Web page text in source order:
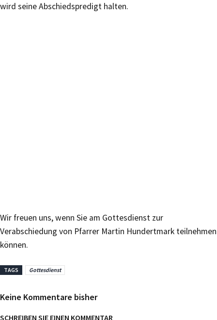
wird seine Abschiedspredigt halten.
Wir freuen uns, wenn Sie am Gottesdienst zur
Verabschiedung von Pfarrer Martin Hundertmark teilnehmen
können.
TAGS Gottesdienst
Keine Kommentare bisher
SCHREIBEN SIE EINEN KOMMENTAR